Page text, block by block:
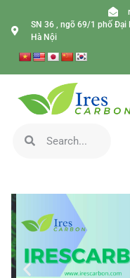
SN 36 , ngõ 69/1 phố Đại
Hà Nội